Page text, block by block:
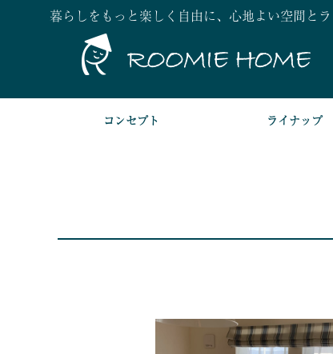
暮らしをもっと楽しく自由に、心地よい空間とラ
コンセプト ライナップ